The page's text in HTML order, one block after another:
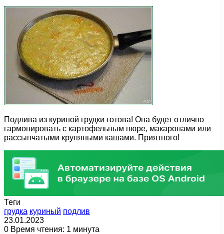
Подлива из куриной грудки готова! Она будет отлично
гармонировать с картофельным пюре, макаронами или
рассыпчатыми крупяными кашами. Приятного!
Теги
грудка куриный подлив
23.01.2023
0 Время чтения: 1 минута